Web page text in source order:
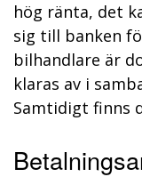
hög ränta, det
sig till banken
bilhandlare är
klaras av i
Samtidigt finns